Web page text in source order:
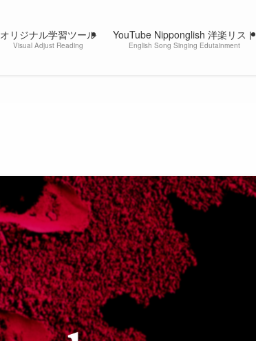
オリジナル学習ツール
Visual Adjust Reading
YouTube Nipponglish 洋楽リスト
English Song Singing Edutainment